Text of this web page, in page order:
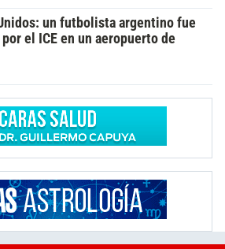
un futbolista argentino fue
el ICE en un aeropuerto de